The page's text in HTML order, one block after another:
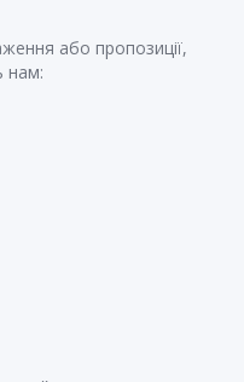
або пропозиції,
нам: